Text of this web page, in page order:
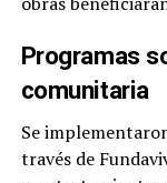
Programas
comunitaria
Se
través de